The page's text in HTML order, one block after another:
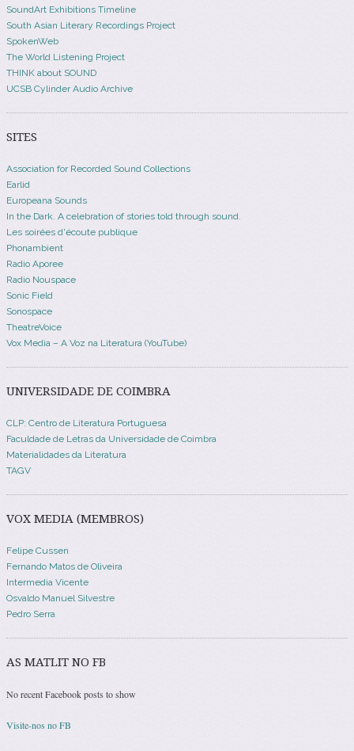
SoundArt Exhibitions Timeline
South Asian Literary Recordings Project
SpokenWeb
The World Listening Project
THINK about SOUND
UCSB Cylinder Audio Archive
SITES
Association for Recorded Sound Collections
Earlid
Europeana Sounds
In the Dark. A celebration of stories told through sound.
Les soirées d'écoute publique
Phonambient
Radio Aporee
Radio Nouspace
Sonic Field
Sonospace
TheatreVoice
Vox Media – A Voz na Literatura (YouTube)
UNIVERSIDADE DE COIMBRA
CLP: Centro de Literatura Portuguesa
Faculdade de Letras da Universidade de Coimbra
Materialidades da Literatura
TAGV
VOX MEDIA (MEMBROS)
Felipe Cussen
Fernando Matos de Oliveira
Intermedia Vicente
Osvaldo Manuel Silvestre
Pedro Serra
AS MATLIT NO FB
No recent Facebook posts to show
Visite-nos no FB